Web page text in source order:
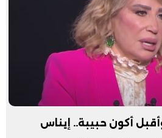
أكون حبيبة.. إيناس